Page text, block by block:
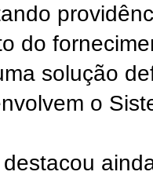
do
solução
o